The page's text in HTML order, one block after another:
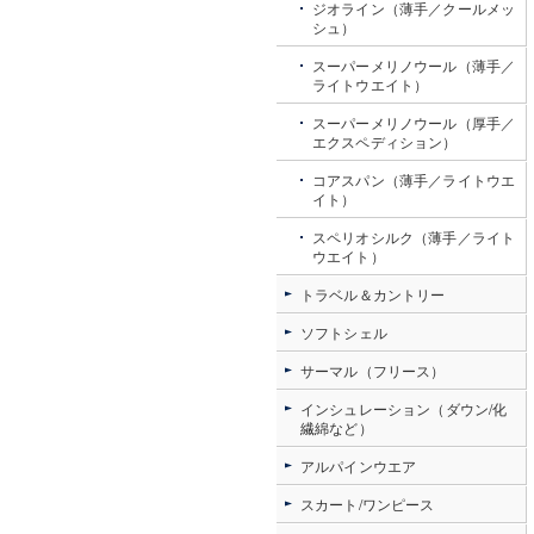
ジオライン（薄手／クールメッ
シュ）
スーパーメリノウール（薄手／
ライトウエイト）
スーパーメリノウール（厚手／
エクスペディション）
コアスパン（薄手／ライトウエ
イト）
スペリオシルク（薄手／ライト
ウエイト）
トラベル＆カントリー
ソフトシェル
サーマル（フリース）
インシュレーション（ダウン/化
繊綿など）
アルパインウエア
スカート/ワンピース